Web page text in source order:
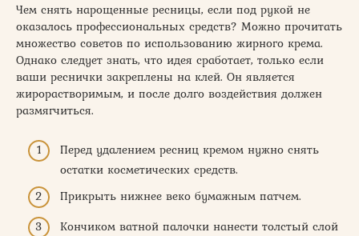
Чем снять нарощенные ресницы, если под рукой не
оказалось профессиональных средств? Можно прочитать
множество советов по использованию жирного крема.
Однако следует знать, что идея сработает, только если
ваши реснички закреплены на клей. Он является
жирорастворимым, и после долго воздействия должен
размягчиться.
Перед удалением ресниц кремом нужно снять
остатки косметических средств.
Прикрыть нижнее веко бумажным патчем.
Кончиком ватной палочки нанести толстый слой